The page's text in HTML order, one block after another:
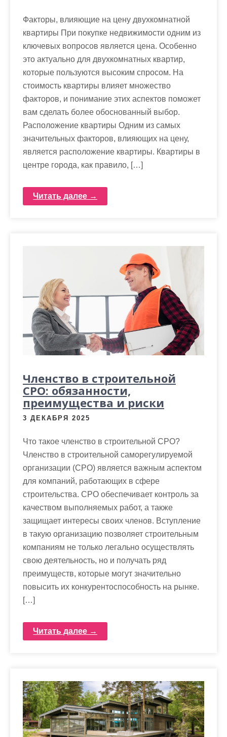
Факторы, влияющие на цену двухкомнатной
квартиры При покупке недвижимости одним из
ключевых вопросов является цена. Особенно
это актуально для двухкомнатных квартир,
которые пользуются высоким спросом. На
стоимость квартиры влияет множество
факторов, и понимание этих аспектов поможет
вам сделать более обоснованный выбор.
Расположение квартиры Одним из самых
значительных факторов, влияющих на цену,
является расположение квартиры. Квартиры в
центре города, как правило, […]
Читать далее →
Членство в строительной
СРО: обязанности,
преимущества и риски
3 ДЕКАБРЯ 2025
Что такое членство в строительной СРО?
Членство в строительной саморегулируемой
организации (СРО) является важным аспектом
для компаний, работающих в сфере
строительства. СРО обеспечивает контроль за
качеством выполняемых работ, а также
защищает интересы своих членов. Вступление
в такую организацию позволяет строительным
компаниям не только легально осуществлять
свою деятельность, но и получать ряд
преимуществ, которые могут значительно
повысить их конкурентоспособность на рынке.
[…]
Читать далее →